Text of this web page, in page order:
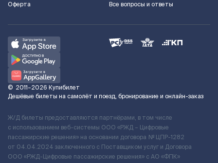
Оферта
Все вопросы и ответы
© 2011–2026 Купибилет
Дешёвые билеты на самолёт и поезд, бронирование и онлайн-заказ
Ж/Д билеты предоставляются партнёрами, в том числе
с использованием веб-системы ООО «РЖД – Цифровые
пассажирские решения» на основании договора № ЦПР-1282
от 04.04.2024 заключенного с Поставщиком услуг и Договора
ООО «РЖД-Цифровые пассажирские решения» c АО «ФПК»